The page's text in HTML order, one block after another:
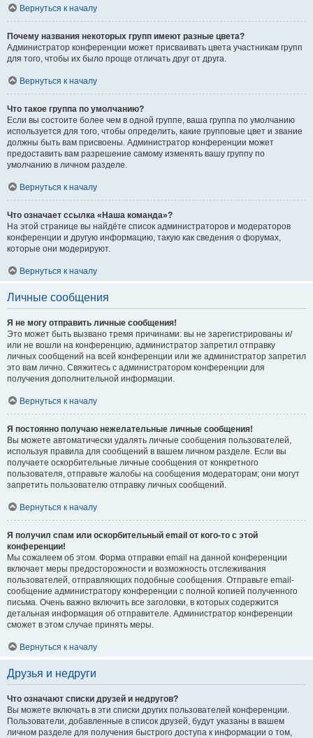
Вернуться к началу
Почему названия некоторых групп имеют разные цвета?
Администратор конференции может присваивать цвета участникам групп
для того, чтобы их было проще отличать друг от друга.
Вернуться к началу
Что такое группа по умолчанию?
Если вы состоите более чем в одной группе, ваша группа по умолчанию
используется для того, чтобы определить, какие групповые цвет и звание
должны быть вам присвоены. Администратор конференции может
предоставить вам разрешение самому изменять вашу группу по
умолчанию в личном разделе.
Вернуться к началу
Что означает ссылка «Наша команда»?
На этой странице вы найдёте список администраторов и модераторов
конференции и другую информацию, такую как сведения о форумах,
которые они модерируют.
Вернуться к началу
Личные сообщения
Я не могу отправить личные сообщения!
Это может быть вызвано тремя причинами: вы не зарегистрированы и/
или не вошли на конференцию, администратор запретил отправку
личных сообщений на всей конференции или же администратор запретил
это вам лично. Свяжитесь с администратором конференции для
получения дополнительной информации.
Вернуться к началу
Я постоянно получаю нежелательные личные сообщения!
Вы можете автоматически удалять личные сообщения пользователей,
используя правила для сообщений в вашем личном разделе. Если вы
получаете оскорбительные личные сообщения от конкретного
пользователя, отправьте жалобы на сообщения модераторам; они могут
запретить пользователю отправку личных сообщений.
Вернуться к началу
Я получил спам или оскорбительный email от кого-то с этой
конференции!
Мы сожалеем об этом. Форма отправки email на данной конференции
включает меры предосторожности и возможность отслеживания
пользователей, отправляющих подобные сообщения. Отправьте email-
сообщение администратору конференции с полной копией полученного
письма. Очень важно включить все заголовки, в которых содержится
детальная информация об отправителе. Администратор конференции
сможет в этом случае принять меры.
Вернуться к началу
Друзья и недруги
Что означают списки друзей и недругов?
Вы можете включать в эти списки других пользователей конференции.
Пользователи, добавленные в список друзей, будут указаны в вашем
личном разделе для получения быстрого доступа к информации о том,